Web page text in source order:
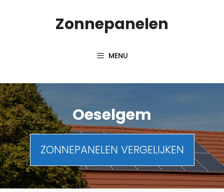
Zonnepanelen
MENU
Oeselgem
ZONNEPANELEN VERGELIJKEN